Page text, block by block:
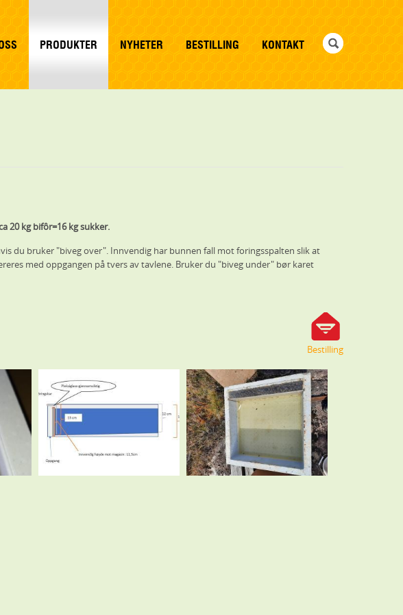
PRODUKTER NYHETER BESTILLING KONTAKT
20 kg bifôr=16 kg sukker.
du bruker "biveg over". Innvendig har bunnen fall mot foringsspalten slik at
med oppgangen på tvers av tavlene. Bruker du "biveg under" bør karet
Bestilling